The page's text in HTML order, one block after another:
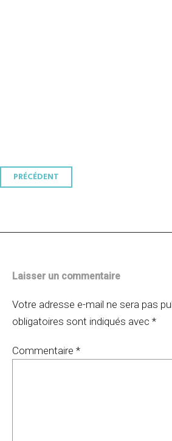
Navigation
PRÉCÉDENT
Laisser un commentaire
Votre adresse e-mail ne sera pas
obligatoires sont indiqués avec *
Commentaire *